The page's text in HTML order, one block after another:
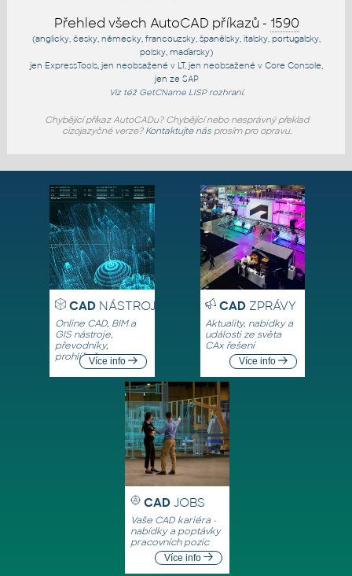
Přehled všech AutoCAD příkazů - 1590
(anglicky, česky, německy, francouzsky, španělsky, italsky, portugalsky,
polsky, maďarsky)
jen ExpressTools, jen neobsažené v LT, jen neobsažené v Core Console,
jen ze SAP
Viz též GetCNameLISP rozhraní.
Chybějící příkaz AutoCADu? Chybějící nebo nesprávný překlad
cizojazyčné verze? Kontaktujte násprosím pro opravu.
CADNÁSTROJE
Online CAD, BIM a
GIS nástroje,
převodníky,
prohlížečeVíce info
CADZPRÁVY
Aktuality, nabídky a
události ze světa
CAx řešení
Více info
CAD JOBS
Vaše CAD kariéra -
nabídky a poptávky
pracovních pozic
Více info